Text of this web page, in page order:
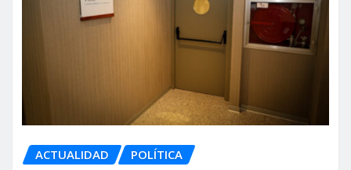
ACTUALIDAD POLÍTICA